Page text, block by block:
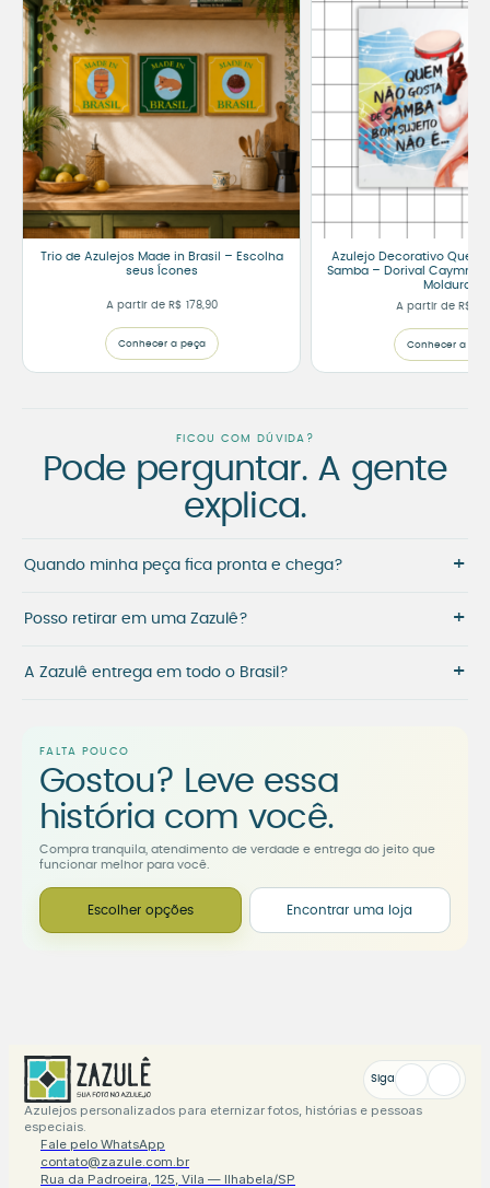
Trio de Azulejos Made in Brasil – Escolha
seus Ícones
A partir de R$ 178,90
Conhecer a peça
Azulejo Decorativo Quem
Samba – Dorival Caymmi
Moldura)
A partir de R$
Conhecer a
FICOU COM DÚVIDA?
Pode perguntar. A gente
explica.
Quando minha peça fica pronta e chega? +
Posso retirar em uma Zazulê? +
A Zazulê entrega em todo o Brasil? +
FALTA POUCO
Gostou? Leve essa
história com você.
Compra tranquila, atendimento de verdade e entrega do jeito que
funcionar melhor para você.
Escolher opções Encontrar uma loja
Siga
Azulejos personalizados para eternizar fotos, histórias e pessoas
especiais.
Fale pelo WhatsApp
contato@zazule.com.br
Rua da Padroeira, 125, Vila — Ilhabela/SP